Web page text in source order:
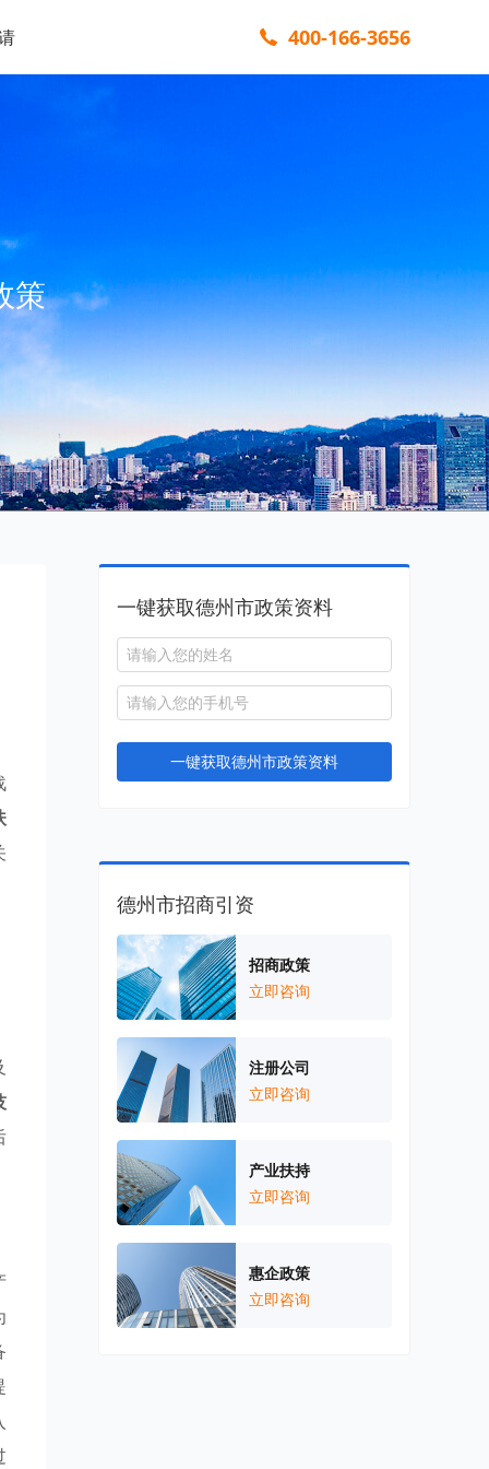
400-166-3656
策
一键获取德州市政策资料
一键获取德州市政策资料
德州市招商引资
招商政策
立即咨询
注册公司
立即咨询
产业扶持
立即咨询
惠企政策
立即咨询